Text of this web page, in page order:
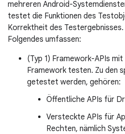
mehreren Android-
testet die Funktionen des
Korrektheit des
Folgendes umfassen:
(Typ 1) Framework-APIs
Framework testen. Zu den
getestet werden, gehören:
Öffentliche APIs für
Versteckte APIs für
Rechten, nämlich